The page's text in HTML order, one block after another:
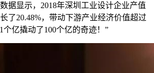
据显示，2018年深圳工业设计企业产值
了20.48%，带动下游产业经济价值超过
个亿撬动了100个亿的奇迹！”